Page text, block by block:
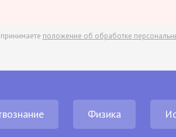
положение об обработке
Физика